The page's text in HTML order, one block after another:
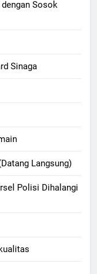
Sosok
Sinaga
Langsung)
Polisi Dihalangi